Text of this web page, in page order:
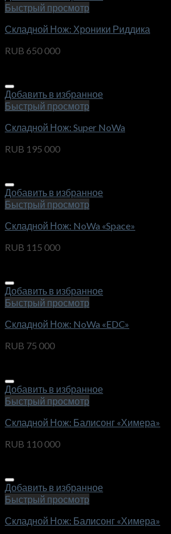
Быстрый просмотр
Складной Нож: Хроники Риддика
RUB 650 000
Добавить в избранное
Быстрый просмотр
Складной Нож: Super NoWa
RUB 195 000
Добавить в избранное
Быстрый просмотр
Складной Нож: NoWa «Space»
RUB 115 000
Добавить в избранное
Быстрый просмотр
Складной Нож: NoWa «EDC»
RUB 75 000
Добавить в избранное
Быстрый просмотр
Складной Нож: Балисонг «Химера»
RUB 110 000
Добавить в избранное
Быстрый просмотр
Складной Нож: Балисонг «Химера»